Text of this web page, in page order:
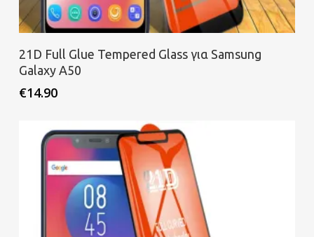
Προσθήκη στο καλάθι
21D Full Glue Tempered Glass για Samsung
Galaxy A50
€14.90